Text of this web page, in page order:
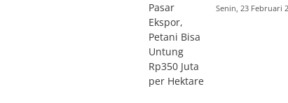
Petani Bisa
Senin, 23 Februari